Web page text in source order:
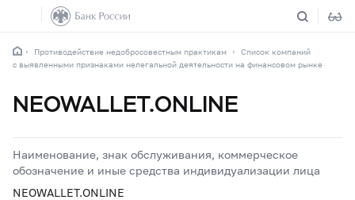
Противодействие недобросовестным практикам
Список компаний
с выявленными признаками нелегальной деятельности на финансовом рынке
NEOWALLET.ONLINE
Наименование, знак обслуживания, коммерческое
обозначение и иные средства индивидуализации лица
NEOWALLET.ONLINE